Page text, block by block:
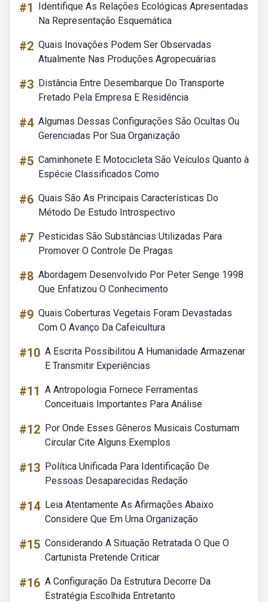
#1
Identifique As Relações Ecológicas Apresentadas
Na Representação Esquemática
#2 Quais Inovações Podem Ser Observadas
Atualmente Nas Produções Agropecuárias
#3 Distância Entre Desembarque Do Transporte
Fretado Pela Empresa E Residência
#4 Algumas Dessas Configurações São Ocultas Ou
Gerenciadas Por Sua Organização
#5 Caminhonete E Motocicleta São Veículos Quanto à
Espécie Classificados Como
#6 Quais São As Principais Características Do
Método De Estudo Introspectivo
#7 Pesticidas São Substâncias Utilizadas Para
Promover O Controle De Pragas
#8 Abordagem Desenvolvido Por Peter Senge 1998
Que Enfatizou O Conhecimento
#9 Quais Coberturas Vegetais Foram Devastadas
Com O Avanço Da Cafeicultura
#10 A Escrita Possibilitou A Humanidade Armazenar
E Transmitir Experiências
#11 A Antropologia Fornece Ferramentas
Conceituais Importantes Para Análise
#12 Por Onde Esses Gêneros Musicais Costumam
Circular Cite Alguns Exemplos
#13 Política Unificada Para Identificação De
Pessoas Desaparecidas Redação
#14 Leia Atentamente As Afirmações Abaixo
Considere Que Em Uma Organização
#15 Considerando A Situação Retratada O Que O
Cartunista Pretende Criticar
#16 A Configuração Da Estrutura Decorre Da
Estratégia Escolhida Entretanto